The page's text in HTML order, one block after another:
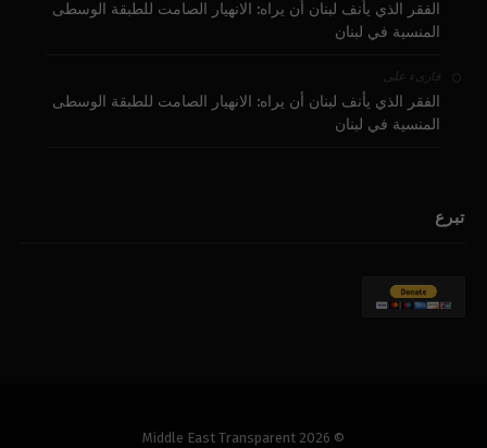
الفقر الذي يأنف لبنان أن يراه: الانهيار الصامت للطبقة الوسطى
المنسية في لبنان
قارىء على
الفقر الذي يأنف لبنان أن يراه: الانهيار الصامت للطبقة الوسطى
المنسية في لبنان
تبرع
© 2026 Middle East Transparent